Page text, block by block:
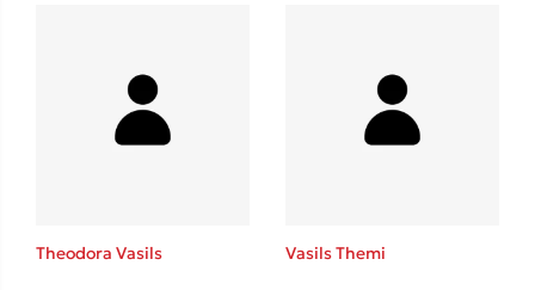
Theodora Vasils Vasils Themi